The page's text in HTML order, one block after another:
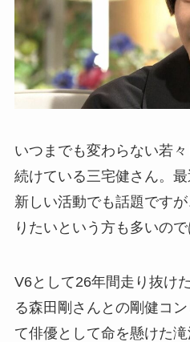
いつまでも変わらない若
続けている三宅健さん。
新しい活動でも話題です
りたいという方も多いので
V6として26年間走り抜け
る森田剛さんとの剛健コ
て俳優として命を懸けた